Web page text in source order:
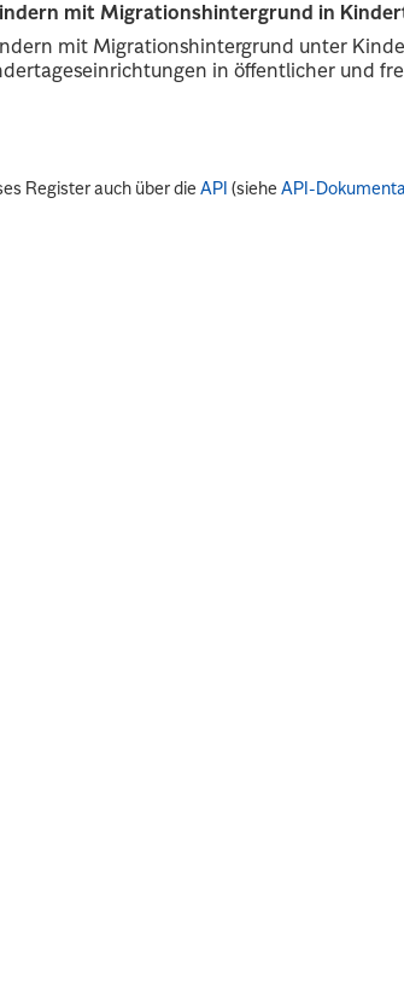
mit Migrationshintergrund in
mit Migrationshintergrund unter
in öffentlicher und
Register auch über dieAPI (sieheAPI-